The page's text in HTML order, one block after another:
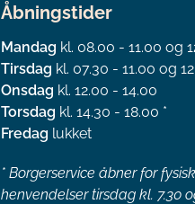
Åbningstider
Mandag kl. 08.00 - 11.00 og
Tirsdag kl. 07.30 - 11.00 og
Onsdag kl. 12.00 - 14.00
Torsdag kl. 14.30 - 18.00 *
Fredag lukket
* Borgerservice åbner for
henvendelser tirsdag kl. 7.30